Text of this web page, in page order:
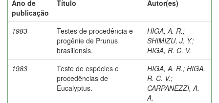
Ano de
publicação
Título Autor(es)
1983
Testes de procedência e
progênie de Prunus
brasiliensis.
HIGA, A. R.;
SHIMIZU, J. Y.;
HIGA, R. C. V.
1983
Teste de espécies e
procedências de
Eucalyptus.
HIGA, A. R.; HIGA,
R. C. V.;
CARPANEZZI, A.
A.